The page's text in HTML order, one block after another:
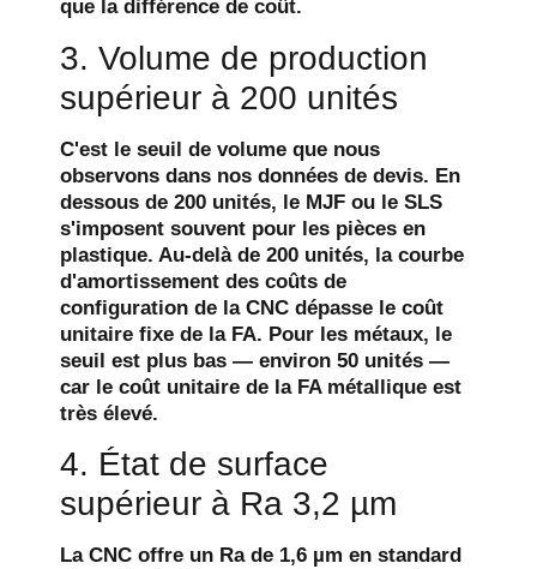
que la différence de coût.
3. Volume de production
supérieur à 200 unités
C'est le seuil de volume que nous
observons dans nos données de devis. En
dessous de 200 unités, le MJF ou le SLS
s'imposent souvent pour les pièces en
plastique. Au-delà de 200 unités, la courbe
d'amortissement des coûts de
configuration de la CNC dépasse le coût
unitaire fixe de la FA. Pour les métaux, le
seuil est plus bas — environ 50 unités —
car le coût unitaire de la FA métallique est
très élevé.
4. État de surface
supérieur à Ra 3,2 µm
La CNC offre un Ra de 1,6 µm en standard